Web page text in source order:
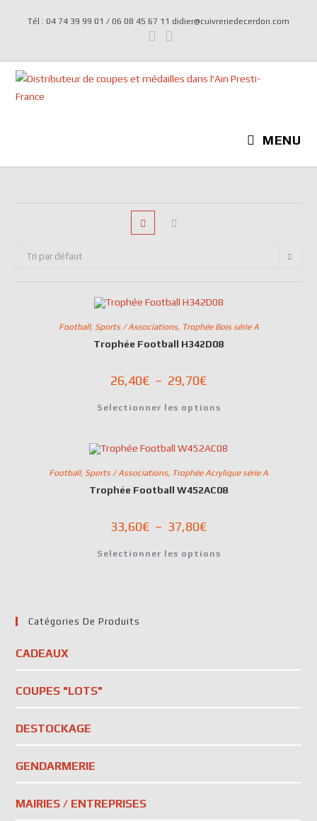
Tél : 04 74 39 99 01 / 06 08 45 67 11 didier@cuivreriedecerdon.com
MENU
Tri par défaut
Football, Sports / Associations, Trophée Bois série A
Trophée Football H342D08
26,40€ – 29,70€
Selectionner les options
Football, Sports / Associations, Trophée Acrylique série A
Trophée Football W452AC08
33,60€ – 37,80€
Selectionner les options
Catégories De Produits
CADEAUX
COUPES "LOTS"
DESTOCKAGE
GENDARMERIE
MAIRIES / ENTREPRISES